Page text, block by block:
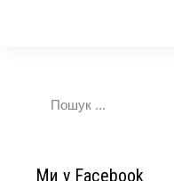
Ми у Facebook